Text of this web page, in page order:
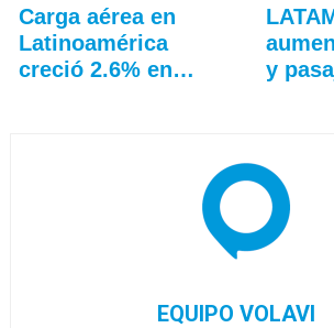
Carga aérea en
Latinoamérica
creció 2.6% en
y
EQUIPO VOLAVI